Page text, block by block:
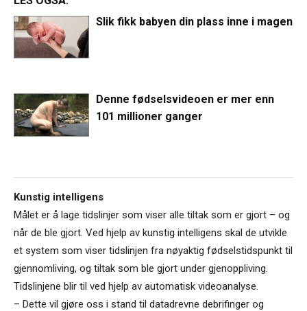
Slik fikk babyen din plass inne i magen
Denne fødselsvideoen er mer enn
101 millioner ganger
Kunstig intelligens
Målet er å lage tidslinjer som viser alle tiltak som er gjort – og
når de ble gjort. Ved hjelp av kunstig intelligens skal de utvikle
et system som viser tidslinjen fra nøyaktig fødselstidspunkt til
gjennomliving, og tiltak som ble gjort under gjenoppliving.
Tidslinjene blir til ved hjelp av automatisk videoanalyse.
– Dette vil gjøre oss i stand til datadrevne debrifinger og